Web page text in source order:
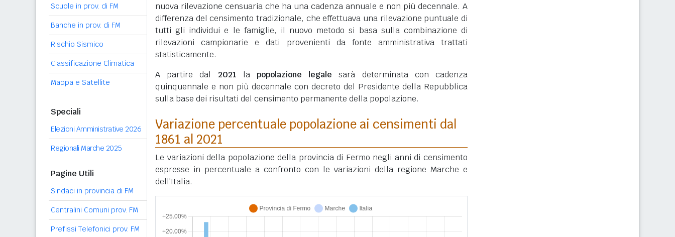
Scuole in prov. di FM
Banche in prov. di FM
Rischio Sismico
Classificazione Climatica
Mappa e Satellite
Speciali
Elezioni Amministrative 2026
Regionali Marche 2025
Pagine Utili
Sindaci in provincia di FM
Centralini Comuni prov. FM
Prefissi Telefonici prov. FM
nuova rilevazione censuaria che ha una cadenza annuale e non più decennale. A
differenza del censimento tradizionale, che effettuava una rilevazione puntuale di
tutti gli individui e le famiglie, il nuovo metodo si basa sulla combinazione di
rilevazioni campionarie e dati provenienti da fonte amministrativa trattati
statisticamente.
A partire dal 2021 lapopolazione legale sarà determinata con cadenza
quinquennale e non più decennale con decreto del Presidente della Repubblica
sulla base dei risultati del censimento permanente della popolazione.
Variazione percentuale popolazione ai censimenti dal
1861 al 2021
Le variazioni della popolazione della provincia di Fermo negli anni di censimento
espresse in percentuale a confronto con le variazioni della regione Marche e
dell'Italia.